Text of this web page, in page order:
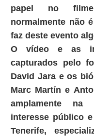
papel no filme
normalmente não
faz deste evento
O vídeo e as
capturados pelo
David Jara e os
Marc Martín e
amplamente na
interesse público
Tenerife,